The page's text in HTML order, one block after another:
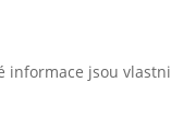
informace jsou